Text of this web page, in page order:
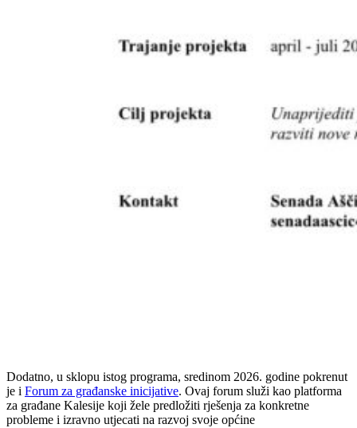
Dodatno, u sklopu istog programa, sredinom 2026. godine pokrenut
je i Forum za građanske inicijative. Ovaj forum služi kao platforma
za građane Kalesije koji žele predložiti rješenja za konkretne
probleme i izravno utjecati na razvoj svoje općine